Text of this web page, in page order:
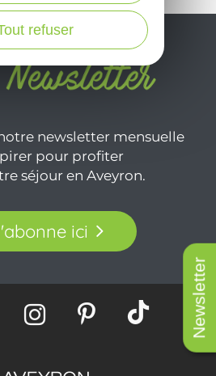
Newsletter
newsletter mensuelle
pour profiter
séjour en Aveyron.
ici
refuser